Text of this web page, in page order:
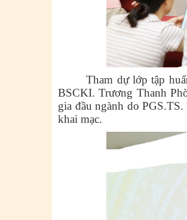
Tham dự lớp tập
BSCKI. Trương Thanh
gia đầu ngành do
khai mạc.